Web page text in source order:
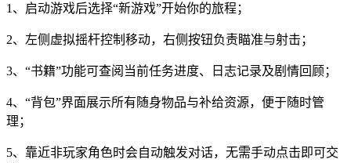
1、启动游戏后选择“新游戏”开始你的旅程；
2、左侧虚拟摇杆控制移动，右侧按钮负责瞄准与射击；
3、“书籍”功能可查阅当前任务进度、日志记录及剧情回顾；
4、“背包”界面展示所有随身物品与补给资源，便于随时管
理；
5、靠近非玩家角色时会自动触发对话，无需手动点击即可交